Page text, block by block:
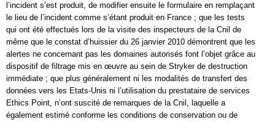
l’incident s’est produit, de modifier ensuite le formulaire en remplaçant
le lieu de l’incident comme s’étant produit en France ; que les tests
qui ont été effectués lors de la visite des inspecteurs de la Cnil de
même que le constat d’huissier du 26 janvier 2010 démontrent que les
alertes ne concernant pas les domaines autorisés font l’objet grâce au
dispositif de filtrage mis en œuvre au sein de Stryker de destruction
immédiate ; que plus généralement ni les modalités de transfert des
données vers les Etats-Unis ni l’utilisation du prestataire de services
Ethics Point, n’ont suscité de remarques de la Cnil, laquelle a
également estimé conforme les conditions de conservation ou de